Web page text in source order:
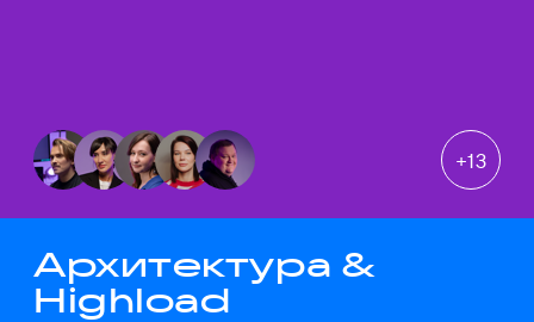
+13
Архитектура &
Highload